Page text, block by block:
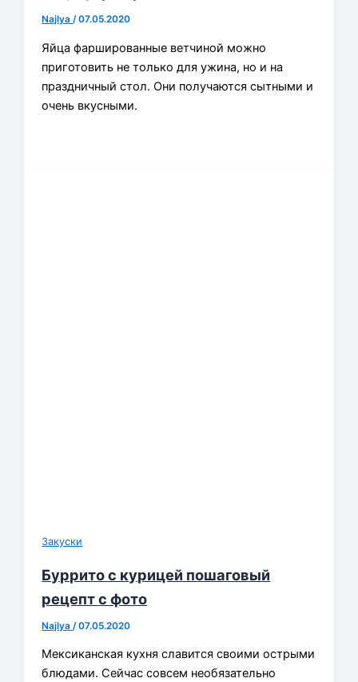
Najlya/07.05.2020
Яйца фаршированные ветчиной можно
приготовить не только для ужина, но и на
праздничный стол. Они получаются сытными и
очень вкусными.
Закуски
Буррито с курицей пошаговый
рецепт с фото
Najlya /07.05.2020
Мексиканская кухня славится своими острыми
блюдами. Сейчас совсем необязательно